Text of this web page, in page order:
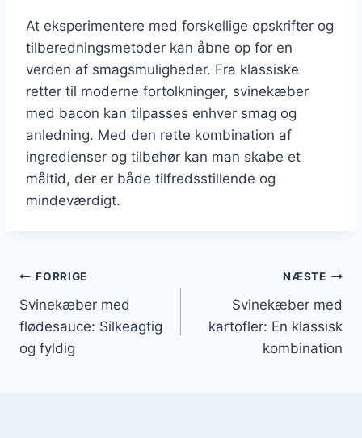
At eksperimentere med forskellige opskrifter og
tilberedningsmetoder kan åbne op for en
verden af smagsmuligheder. Fra klassiske
retter til moderne fortolkninger, svinekæber
med bacon kan tilpasses enhver smag og
anledning. Med den rette kombination af
ingredienser og tilbehør kan man skabe et
måltid, der er både tilfredsstillende og
mindeværdigt.
Indlægsnavigation
FORRIGE
Svinekæber med
flødesauce: Silkeagtig
og fyldig
NÆSTE
Svinekæber med
kartofler: En klassisk
kombination